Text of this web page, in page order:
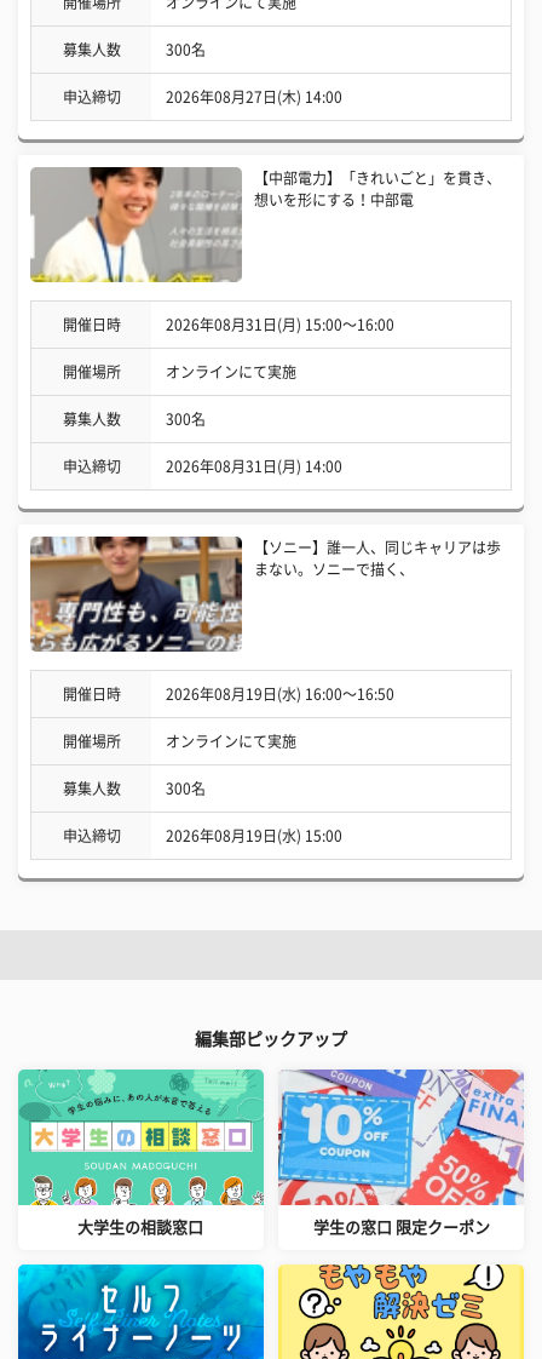
募集人数 300名
申込締切 2026年08月27日(木) 14:00
【中部電力】「きれいごと」を貫き、
想いを形にする！中部電
開催日時 2026年08月31日(月) 15:00〜16:00
開催場所 オンラインにて実施
募集人数 300名
申込締切 2026年08月31日(月) 14:00
【ソニー】誰一人、同じキャリアは歩
まない。ソニーで描く、
開催日時 2026年08月19日(水) 16:00〜16:50
開催場所 オンラインにて実施
募集人数 300名
申込締切 2026年08月19日(水) 15:00
編集部ピックアップ
大学生の相談窓口 学生の窓口 限定クーポン